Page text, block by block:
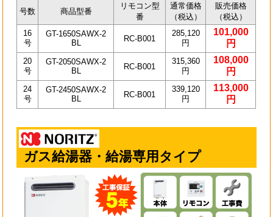
号数 商品型番
リモコン型
番
通常価格
（税込）
販売価格
（税込）
16
号
GT-1650SAWX-2
BL
RC-B001
285,120
円
101,000
円
20
号
GT-2050SAWX-2
BL
RC-B001
315,360
円
108,000
円
24
号
GT-2450SAWX-2
BL
RC-B001
339,120
円
113,000
円
ガス給湯器・給湯専用タイプ